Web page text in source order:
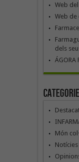
Web
Web de
dels
ÁGORA
Món